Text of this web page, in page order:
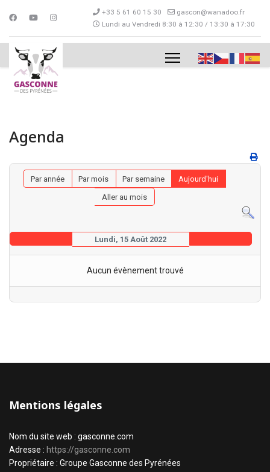
+33 5 61 60 15 30
gascon@wanadoo.fr
Lundi au Vendredi 8:30 à 12:30 / 13:30 à 17:30
Agenda
Par année Par mois Par semaine
Aujourd'hui
Aller au mois
Lundi, 15 Août 2022
Aucun évènement trouvé
Mentions légales
Nom du site web : gasconne.com
Adresse : https://gasconne.com
Propriétaire : Groupe Gasconne des Pyrénées